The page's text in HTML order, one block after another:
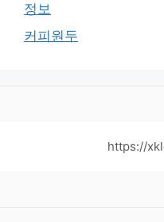
정보
커피원두
https://